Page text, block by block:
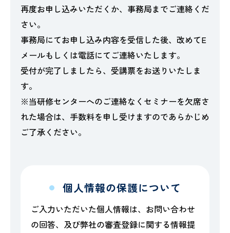
再度お申し込みいただくか、事務局までご連絡くだ
さい。
事務局にてお申し込み内容を受信した後、改めてE
メールもしくは電話にてご連絡いたします。
受付が完了しましたら、受講票をお送りいたしま
す。
※当研修センターへのご連絡なくセミナーを欠席さ
れた場合は、手数料を申し受けますのであらかじめ
ご了承ください。
個人情報の保護について
ご入力いただいた個人情報は、お問い合わせ
の回答、及び弊社の審査登録に関する情報提